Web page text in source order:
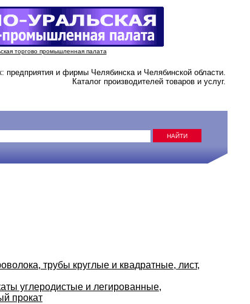
торгово промышленная палата
предприятия и фирмы Челябинска и Челябинской области.
Каталог производителей товаров и услуг.
трубы круглые и квадратные, лист,
углеродистые и легированные,
прокат